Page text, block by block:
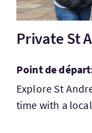
Private St
Point de
Explore St
time with a